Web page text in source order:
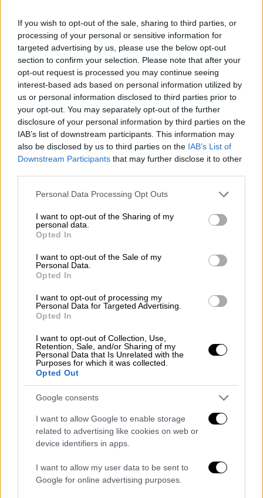
If you wish to opt-out of the sale, sharing to third parties, or
processing of your personal or sensitive information for
targeted advertising by us, please use the below opt-out
section to confirm your selection. Please note that after your
opt-out request is processed you may continue seeing
interest-based ads based on personal information utilized by
us or personal information disclosed to third parties prior to
your opt-out. You may separately opt-out of the further
disclosure of your personal information by third parties on the
IAB’s list of downstream participants. This information may
also be disclosed by us to third parties on the IAB’s List of
Downstream Participants that may further disclose it to other
Please note that this website/app uses one or more Google
not limited to your visit or usage behaviour. You may click to
grant or deny consent to Google and its third-party tags to
use your data for below specified purposes in below Google
consent section.
Personal Data Processing Opt Outs
I want to opt-out of the Sharing of my
personal data.
Opted In
I want to opt-out of the Sale of my
Personal Data.
Opted In
I want to opt-out of processing my
Personal Data for Targeted Advertising.
Opted In
I want to opt-out of Collection, Use,
Retention, Sale, and/or Sharing of my
Personal Data that Is Unrelated with the
Purposes for which it was collected.
Opted Out
Google consents
I want to allow Google to enable storage
related to advertising like cookies on web or
device identifiers in apps.
I want to allow my user data to be sent to
Google for online advertising purposes.
Αθλητισμός 07.07.2019 19:34
Το τρελό στοίχημα του Μπαλοτέλι και η
βέσπα που βούτηξε στη θάλασσα (vid)
Ο Ιταλός δελέασε με 2.000 ευρώ έναν
ιδιοκτήτη μπαρ να πέσει στη θάλασσα
Αθλητισμός
Η άνοδος του Μπαλοτέλι έχει εξήγηση κι
είναι... τραγουδίστρια (pics)
Ο Ιταλός επιθετικός διανύει μια απ' τις
καλύτερες περιόδους της καριέρας του κάτι
που λέγεται ότι οφείλεται στην εκρηκτική
τραγουδίστρια Ελόντιε Ντι Πατρίτσι